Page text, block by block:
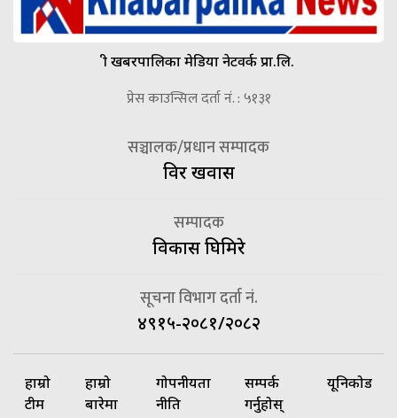
श्री खबरपालिका मेडिया नेटवर्क प्रा.लि.
प्रेस काउन्सिल दर्ता नं. : ५१३१
सञ्चालक/प्रधान सम्पादक
विदुर खवास
सम्पादक
विकास घिमिरे
सूचना विभाग दर्ता नं.
४९१५-२०८१/२०८२
हाम्रो
टीम
हाम्रो
बारेमा
गोपनीयता
नीति
सम्पर्क
गर्नुहोस्
यूनिकोड